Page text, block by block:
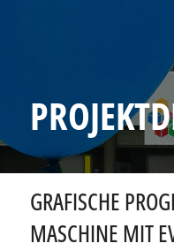
GRAFISCHE
MASCHINE MIT